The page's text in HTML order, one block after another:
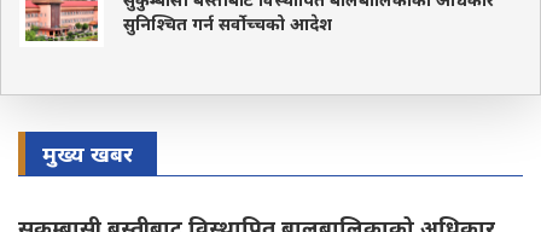
सुनिश्चित गर्न सर्वोच्चको आदेश
मुख्य खबर